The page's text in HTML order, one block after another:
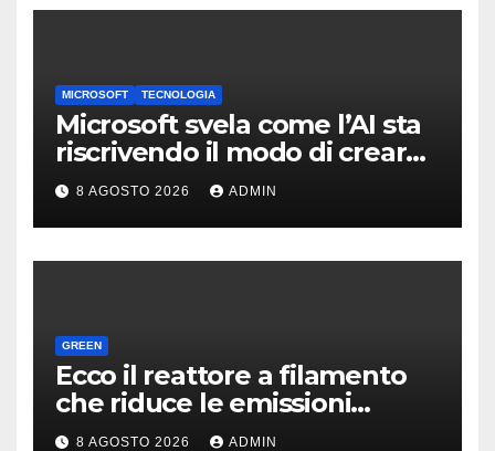
MICROSOFT TECNOLOGIA
Microsoft svela come l’AI sta
riscrivendo il modo di creare
software
8 AGOSTO 2026 ADMIN
GREEN
Ecco il reattore a filamento
che riduce le emissioni
dell’industria chimica
8 AGOSTO 2026 ADMIN